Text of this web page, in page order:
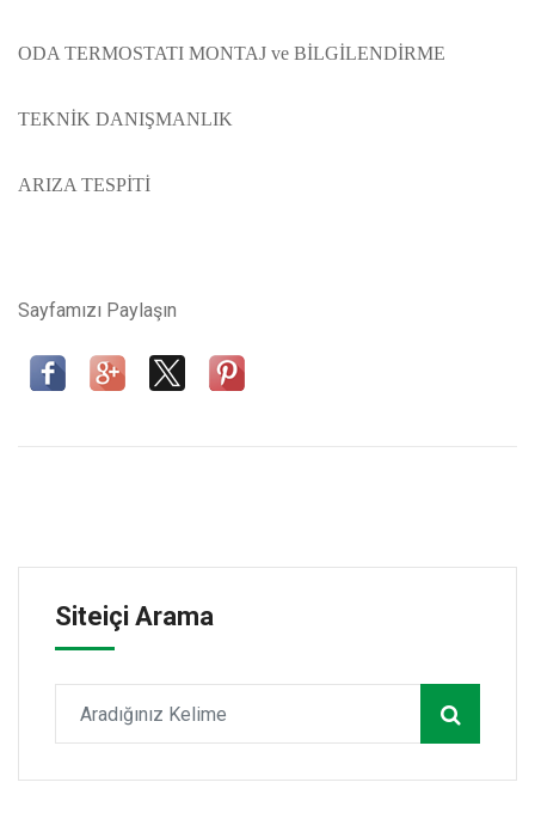
ODA TERMOSTATI MONTAJ ve BİLGİLENDİRME
TEKNİK DANIŞMANLIK
ARIZA TESPİTİ
Sayfamızı Paylaşın
Siteiçi Arama